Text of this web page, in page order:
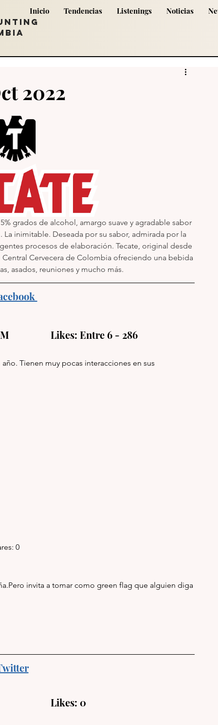
Inicio Tendencias Listenings Noticias
2022
grados de alcohol, amargo suave y agradable sabor
La inimitable. Deseada por su sabor, admirada por la
procesos de elaboración. Tecate, original desde
Cervecera de Colombia ofreciendo una bebida
asados, reuniones y mucho más.
Likes: Entre 6 - 286
Tienen muy pocas interacciones en sus
0
invita a tomar como green flag que alguien diga
Likes: 0